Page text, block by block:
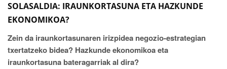
SOLASALDIA: IRAUNKORTASUNA ETA HAZKUNDE
EKONOMIKOA?
Zein da iraunkortasunaren irizpidea negozio-estrategian
txertatzeko bidea? Hazkunde ekonomikoa eta
iraunkortasuna bateragarriak al dira?